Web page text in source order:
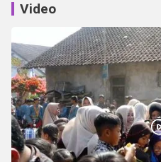
Video